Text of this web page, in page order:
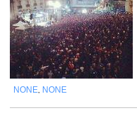
NONE NONE